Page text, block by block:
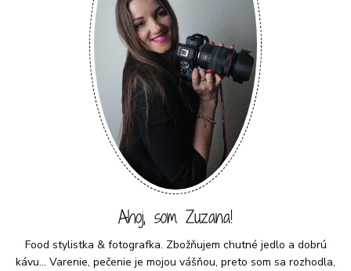
Ahoj, som Zuzana!
Food stylistka & fotografka. Zbožňujem chutné jedlo a dobrú
kávu... Varenie, pečenie je mojou vášňou, preto som sa rozhodla,